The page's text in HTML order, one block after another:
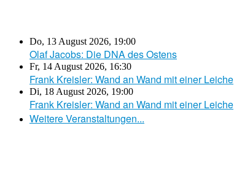
Do, 13 August 2026, 19:00
Olaf Jacobs: Die DNA des Ostens
Fr, 14 August 2026, 16:30
Frank Kreisler: Wand an Wand mit einer Leiche
Di, 18 August 2026, 19:00
Frank Kreisler: Wand an Wand mit einer Leiche
Weitere Veranstaltungen...